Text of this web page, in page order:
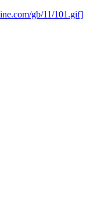
gb/11/101.gif]